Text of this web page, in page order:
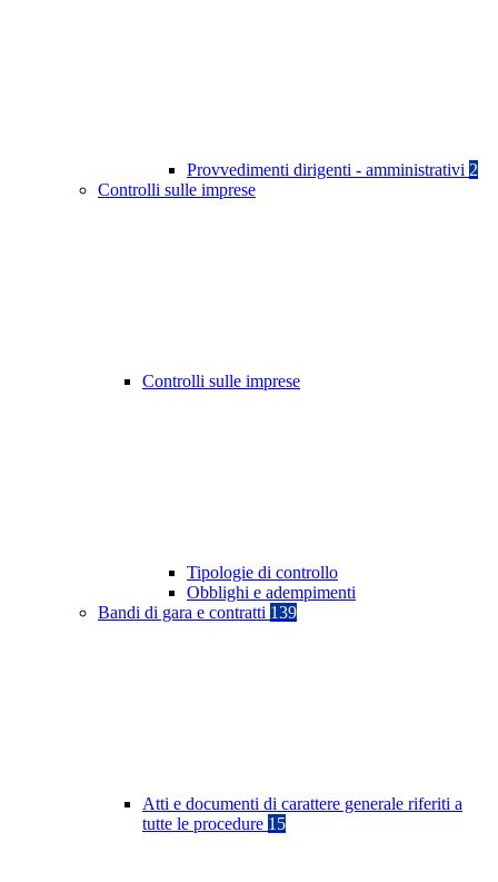
Provvedimenti dirigenti - amministrativi 2
Controlli sulle imprese
Controlli sulle imprese
Tipologie di controllo
Obblighi e adempimenti
Bandi di gara e contratti 139
Atti e documenti di carattere generale riferiti a
tutte le procedure 15